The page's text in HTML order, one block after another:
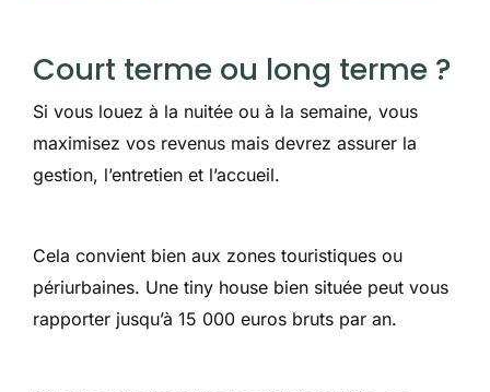
Court terme ou long terme ?
Si vous louez à la nuitée ou à la semaine, vous
maximisez vos revenus mais devrez assurer la
gestion, l’entretien et l’accueil.
Cela convient bien aux zones touristiques ou
périurbaines. Une tiny house bien située peut vous
rapporter jusqu’à 15 000 euros bruts par an.